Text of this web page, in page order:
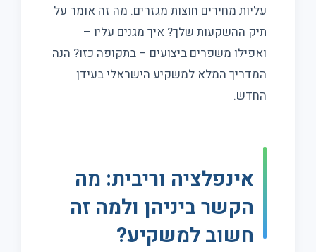
עליות מחירים חוצות מגזרים. מה זה אומר על
תיק ההשקעות שלך? איך מגנים עליו –
ואפילו משפרים ביצועים – בתקופה כזו? הנה
המדריך המלא למשקיע הישראלי בעידן
החדש.
אינפלציה וריבית: מה
הקשר ביניהן ולמה זה
חשוב למשקיע?